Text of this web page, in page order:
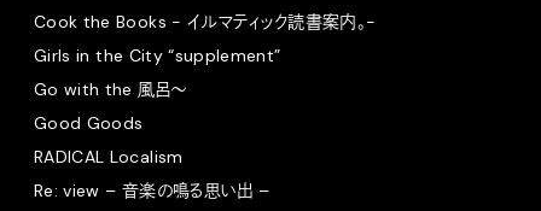
Cook the Books - イルマティック読書案内。-
Girls in the City “supplement”
Go with the 風呂〜
Good Goods
RADICAL Localism
Re: view – 音楽の鳴る思い出 –